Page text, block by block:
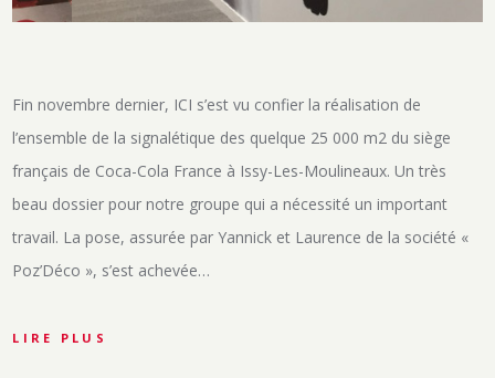
Fin novembre dernier, ICI s’est vu confier la réalisation de
l’ensemble de la signalétique des quelque 25 000 m2 du siège
français de Coca-Cola France à Issy-Les-Moulineaux. Un très
beau dossier pour notre groupe qui a nécessité un important
travail. La pose, assurée par Yannick et Laurence de la société «
Poz’Déco », s’est achevée…
LIRE PLUS